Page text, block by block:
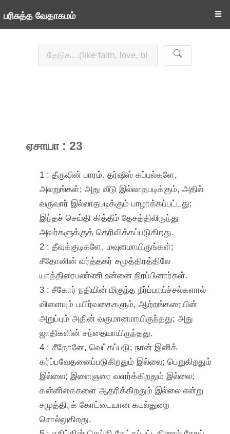
பரிசுத்த வேதாகமம் ☰
ஏசாயா : 23
1 : தீருவின் பாரம். தர்ஷீஸ் கப்பல்களே,
அலறுங்கள்; அது வீடு இல்லாதபடிக்கும், அதில்
வருவார் இல்லாதபடிக்கும் பாழாக்கப்பட்டது;
இந்தச் செய்தி கித்தீம் தேசத்திலிருந்து
அவர்களுக்குத் தெரிவிக்கப்படுகிறது.
2 : தீவுக்குடிகளே, மவுனமாயிருங்கள்;
சீதோனின் வர்த்தகர் சமுத்திரத்திலே
யாத்திரைபண்ணி உன்னை நிரப்பினார்கள்.
3 : சீகோர் நதியின் மிகுந்த நீர்ப்பாய்ச்சல்களால்
விளையும் பயிர்வகைகளும், ஆற்றங்கரையின்
அறுப்பும் அதின் வருமானமாயிருந்தது; அது
ஜாதிகளின் சந்தையாயிருந்தது.
4 : சீதோனே, வெட்கப்படு; நான் இனிக்
கர்ப்பவேதனைப்படுகிறதும் இல்லை; பெறுகிறதும்
இல்லை; இளைஞரை வளர்க்கிறதும் இல்லை;
கன்னிகைகளை ஆதரிக்கிறதும் இல்லை என்று
சமுத்திரக் கோட்டையான கடல்துறை
சொல்லுகிறது.